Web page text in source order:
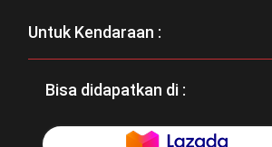
Untuk Kendaraan :
Bisa didapatkan di :